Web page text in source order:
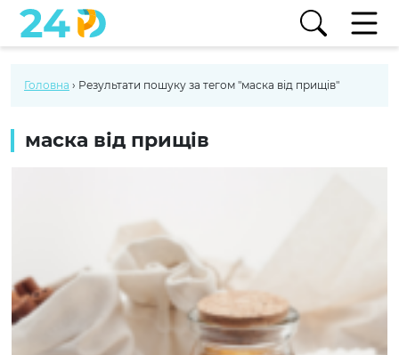
Головна › Результати пошуку за тегом "маска від прищів"
маска від прищів